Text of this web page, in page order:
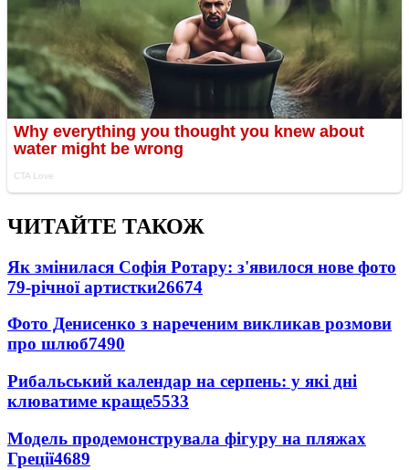
ЧИТАЙТЕ ТАКОЖ
Як змінилася Софія Ротару: з'явилося нове фото
79-річної артистки26674
Фото Денисенко з нареченим викликав розмови
про шлюб7490
Рибальський календар на серпень: у які дні
клюватиме краще5533
Модель продемонструвала фігуру на пляжах
Греції4689